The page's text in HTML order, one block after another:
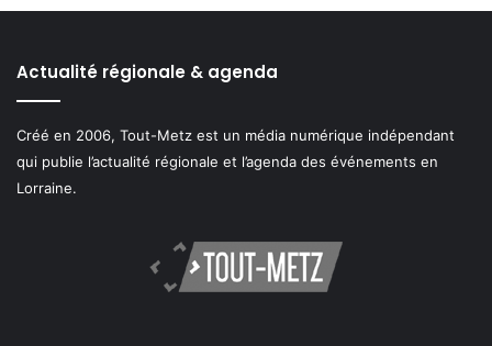
Actualité régionale & agenda
Créé en 2006, Tout-Metz est un média numérique indépendant
qui publie l’actualité régionale et l’agenda des événements en
Lorraine.